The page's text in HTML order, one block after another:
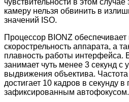
чувствительности в этом
камеру нельзя обвинить в
значений ISO.
Процессор BIONZ
скорострельность аппарата, а
плавность работы интерфейса.
занимает чуть менее 3 секунд с
выдвижения объектива.
достигает 10 кадров в секунду
зафиксированным автофокусом.